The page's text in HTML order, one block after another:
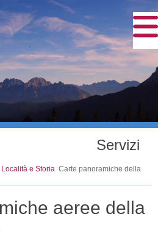
Servizi
Località e Storia Carte panoramiche della
aeree della